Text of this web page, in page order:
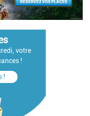
votre
!
!